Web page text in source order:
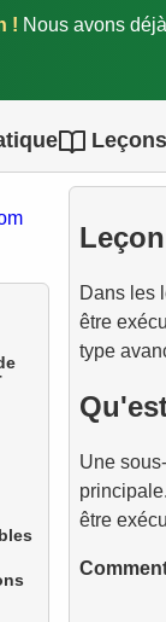
! Nous avons
Leçons
Dans les
être
type
Une
être